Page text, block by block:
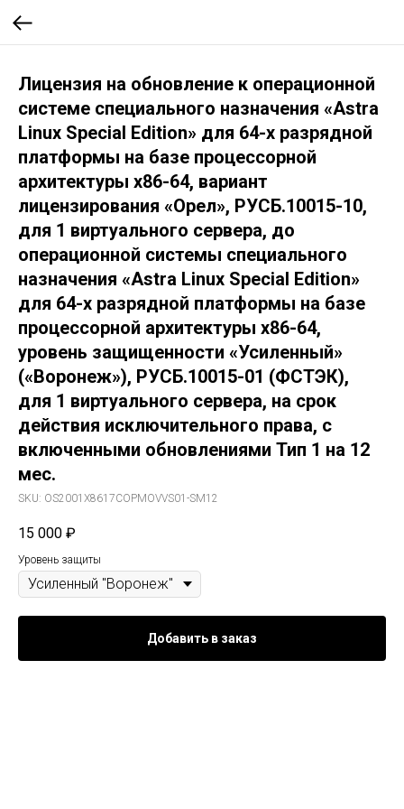
Лицензия на обновление к операционной
системе специального назначения «Astra
Linux Special Edition» для 64-х разрядной
платформы на базе процессорной
архитектуры х86-64, вариант
лицензирования «Орел», РУСБ.10015-10,
для 1 виртуального сервера, до
операционной системы специального
назначения «Astra Linux Special Edition»
для 64-х разрядной платформы на базе
процессорной архитектуры х86-64,
уровень защищенности «Усиленный»
(«Воронеж»), РУСБ.10015-01 (ФСТЭК),
для 1 виртуального сервера, на срок
действия исключительного права, с
включенными обновлениями Тип 1 на 12
мес.
SKU: OS2001Х8617COPMOVVS01-SM12
15 000 ₽
Уровень защиты
Добавить в заказ